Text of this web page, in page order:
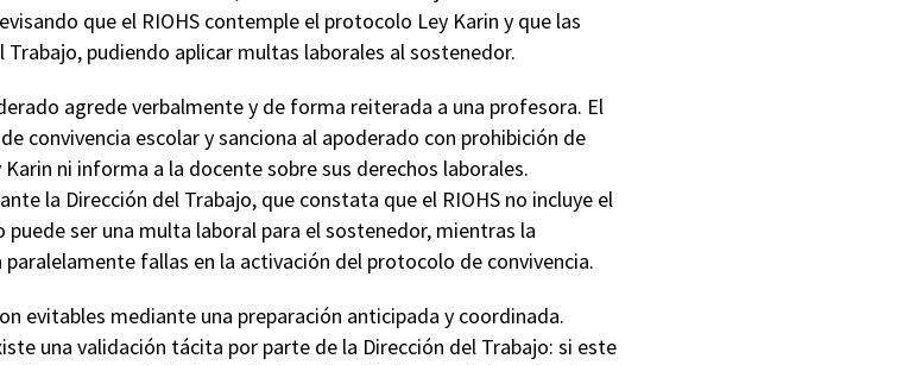
que el RIOHS contemple el protocolo Ley Karin y que las
pudiendo aplicar multas laborales al sostenedor.
agrede verbalmente y de forma reiterada a una profesora. El
convivencia escolar y sanciona al apoderado con prohibición de
ni informa a la docente sobre sus derechos laborales.
la Dirección del Trabajo, que constata que el RIOHS no incluye el
ser una multa laboral para el sostenedor, mientras la
fallas en la activación del protocolo de convivencia.
evitables mediante una preparación anticipada y coordinada.
una validación tácita por parte de la Dirección del Trabajo: si este